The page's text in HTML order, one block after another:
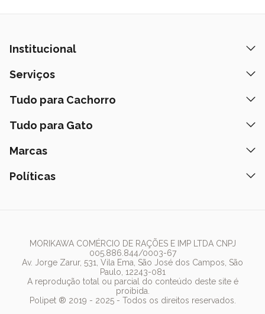
Institucional
Quem Somos
Prazos de Entrega
Fale Conosco
Lista de Desejos
Serviços
Banho e Tosa
Peça pelo Delivery
Assinatura Polipet
Tudo para Cachorro
Ração
Coleiras
Tudo para Gato
Ração
Marcas
Nexgard
Pedigree
Whiskas
Dog Chow
Royal Canin
Políticas
MORIKAWA COMÉRCIO DE RAÇÕES E IMP LTDA CNPJ
005.886.844/0003-67
Av. Jorge Zarur, 531, Vila Ema, São José dos Campos, São
Paulo, 12243-081
A reprodução total ou parcial do conteúdo deste site é
proibida.
Polipet ® 2019 - 2025 - Todos os direitos reservados.